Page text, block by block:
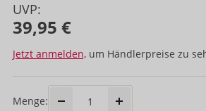
UVP:
39,95 €
Jetzt anmelden, um Händlerpreise zu
Menge: